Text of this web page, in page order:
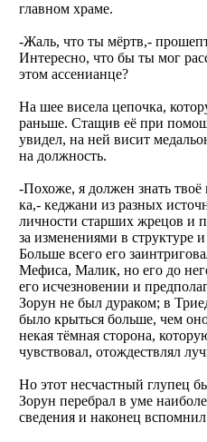
главном храме.
-Жаль, что ты мёртв,-
Интересно, что бы ты мог
этом ассенианце?
На шее висела цепочка,
раньше. Стащив её при
увидел, на ней висит
на должность.
-Похоже, я должен знать
ка,- кеджани из разных
личности старших жрецов и
за изменениями в структуре
Больше всего его
Мефиса, Малик, но его до
его исчезновении и
Зорун не был дураком; в
было крыться больше, чем
некая тёмная сторона,
чувствовал, отождествлял
Но этот несчастный глупец
Зорун перебрал в уме
сведения и наконец